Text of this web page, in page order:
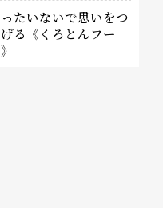
たいないで思いをつ
る《くろとんフー